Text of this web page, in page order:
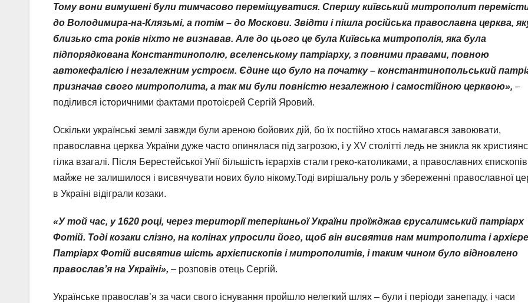
Тому вони вимушені були тимчасово переміщуватися. Спершу київський митрополит
до Володимира-на-Клязьмі, а потім – до Москови. Звідти і пішла російська православна церква,
близько ста років ніхто не визнавав. Але до цього це була Київська митрополія, яка була
підпорядкована Константинополю, вселенському патріарху, з повними правами, повною
автокефалією і незалежним устроєм. Єдине що було на початку – константинопольський
призначав свого митрополита, а так ми були повністю незалежною і самостійною церквою», –
поділився історичними фактами протоієрей Сергій Яровий.
Оскільки українські землі завжди були ареною бойових дій, бо їх постійно хтось намагався завоювати,
православна церква України дуже часто опинялася під загрозою, і у XV столітті ледь не зникла як
гілка взагалі. Після Берестейської Унії більшість ієрархів стали греко-католиками, а православних єпископів
майже не залишилося і висвячувати нових було нікому.Тоді вирішальну роль у збереженні православної
в Україні відіграли козаки.
«У той час, у 1620 році, через території теперішньої України проїжджав єрусалимський патріарх
Фотій. Тоді козаки слізно, на колінах упросили його, щоб він висвятив нам митрополита і
Патріарх Фотій висвятив шість архієпископів і митрополитів, і таким чином було відновлено
православ’я на Україні», – розповів отець Сергій.
Українське православ’я за часи свого існування пройшло нелегкий шлях – були і періоди занепаду, і часи